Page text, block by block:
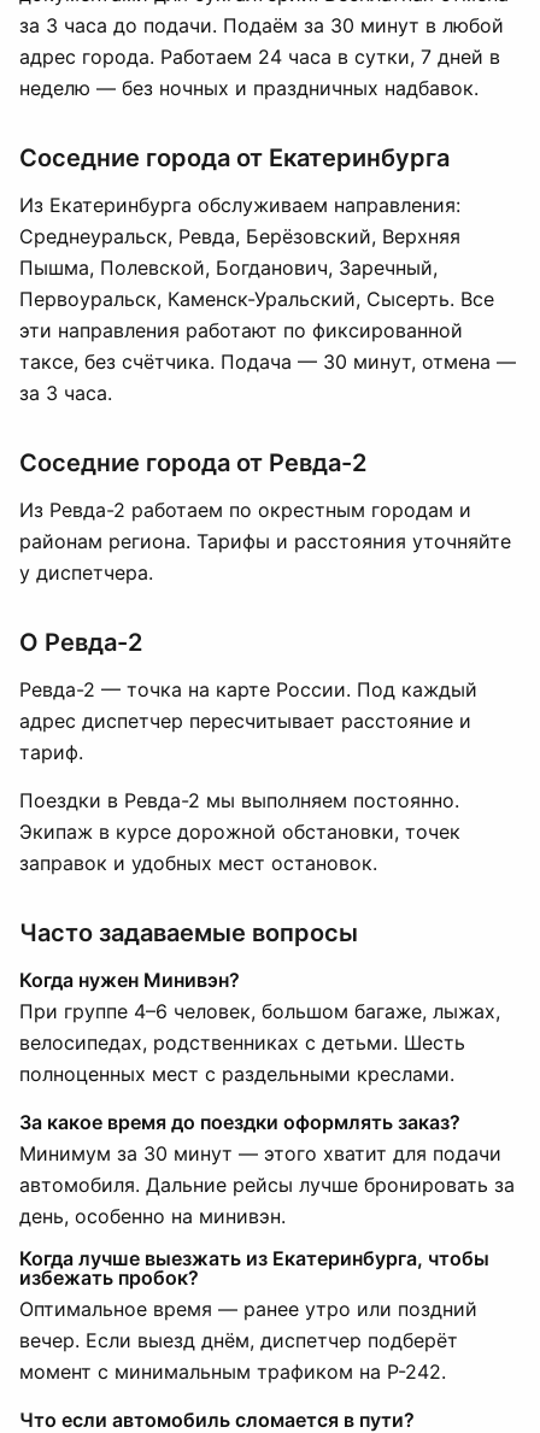
за 3 часа до подачи. Подаём за 30 минут в любой
адрес города. Работаем 24 часа в сутки, 7 дней в
неделю — без ночных и праздничных надбавок.
Соседние города от Екатеринбурга
Из Екатеринбурга обслуживаем направления:
Среднеуральск, Ревда, Берёзовский, Верхняя
Пышма, Полевской, Богданович, Заречный,
Первоуральск, Каменск-Уральский, Сысерть. Все
эти направления работают по фиксированной
таксе, без счётчика. Подача — 30 минут, отмена —
за 3 часа.
Соседние города от Ревда-2
Из Ревда-2 работаем по окрестным городам и
районам региона. Тарифы и расстояния уточняйте
у диспетчера.
О Ревда-2
Ревда-2 — точка на карте России. Под каждый
адрес диспетчер пересчитывает расстояние и
тариф.
Поездки в Ревда-2 мы выполняем постоянно.
Экипаж в курсе дорожной обстановки, точек
заправок и удобных мест остановок.
Часто задаваемые вопросы
Когда нужен Минивэн?
При группе 4–6 человек, большом багаже, лыжах,
велосипедах, родственниках с детьми. Шесть
полноценных мест с раздельными креслами.
За какое время до поездки оформлять заказ?
Минимум за 30 минут — этого хватит для подачи
автомобиля. Дальние рейсы лучше бронировать за
день, особенно на минивэн.
Когда лучше выезжать из Екатеринбурга, чтобы
избежать пробок?
Оптимальное время — ранее утро или поздний
вечер. Если выезд днём, диспетчер подберёт
момент с минимальным трафиком на Р-242.
Что если автомобиль сломается в пути?